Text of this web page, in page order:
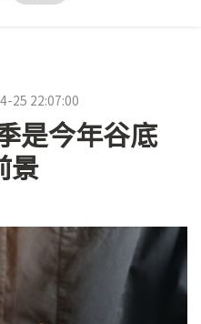
25 22:07:00
是今年谷底
景